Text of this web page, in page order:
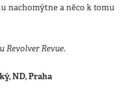
nachomýtne a něco k tomu
Revue.
ND, Praha